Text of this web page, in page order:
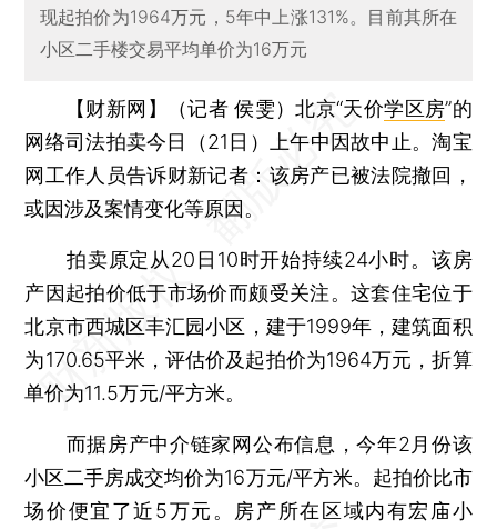
现起拍价为1964万元，5年中上涨131%。目前其所在
小区二手楼交易平均单价为16万元
【财新网】（记者 侯雯）北京“天价学区房”的
网络司法拍卖今日（21日）上午中因故中止。淘宝
网工作人员告诉财新记者：该房产已被法院撤回，
或因涉及案情变化等原因。
拍卖原定从20日10时开始持续24小时。该房
产因起拍价低于市场价而颇受关注。这套住宅位于
北京市西城区丰汇园小区，建于1999年，建筑面积
为170.65平米，评估价及起拍价为1964万元，折算
单价为11.5万元/平方米。
而据房产中介链家网公布信息，今年2月份该
小区二手房成交均价为16万元/平方米。起拍价比市
场价便宜了近5万元。房产所在区域内有宏庙小